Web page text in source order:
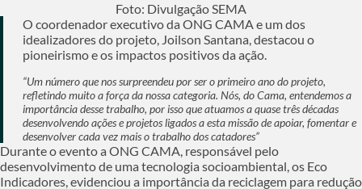
Foto: Divulgação SEMA
O coordenador executivo da ONG CAMA e um dos
idealizadores do projeto, Joilson Santana, destacou o
pioneirismo e os impactos positivos da ação.
“Um número que nos surpreendeu por ser o primeiro ano do projeto,
refletindo muito a força da nossa categoria. Nós, do Cama, entendemos a
importância desse trabalho, por isso que atuamos a quase três décadas
desenvolvendo ações e projetos ligados a esta missão de apoiar, fomentar e
desenvolver cada vez mais o trabalho dos catadores”
Durante o evento a ONG CAMA, responsável pelo
desenvolvimento de uma tecnologia socioambiental, os Eco
Indicadores, evidenciou a importância da reciclagem para redução